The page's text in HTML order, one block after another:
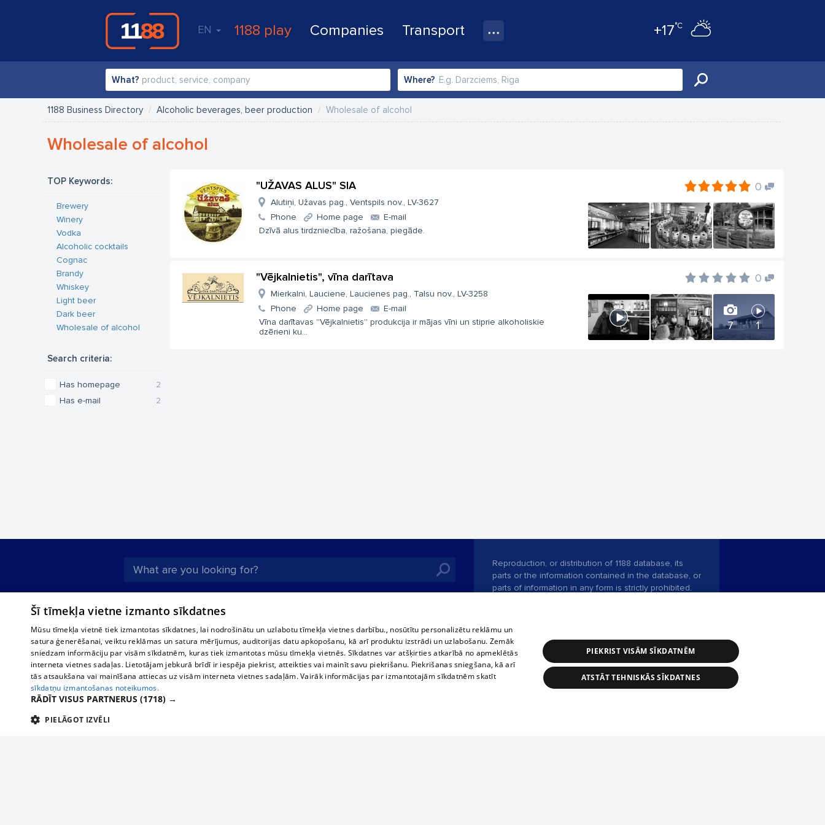
EN 1188 play Companies Transport +17°C
What? Where?
1188 Business Directory Alcoholic beverages, beer production Wholesale of alcohol
Wholesale of alcohol
TOP Keywords:
Brewery
Winery
Vodka
Alcoholic cocktails
Cognac
Brandy
Whiskey
Light beer
Dark beer
Wholesale of alcohol
Search criteria:
2
Has homepage
2
Has e-mail
"UŽAVAS ALUS" SIA 0
Alutiņi, Užavas pag., Ventspils nov., LV-3627
Phone
Home page
E-mail
Dzīvā alus tirdzniecība, ražošana, piegāde.
"Vējkalnietis", vīna darītava 0
7 1
Mierkalni, Lauciene, Laucienes pag., Talsu nov., LV-3258
Phone
Home page
E-mail
Vīna darītavas ''Vējkalnietis'' produkcija ir mājas vīni un stiprie alkoholiskie
dzērieni ku...
About us
For business
Tariffs
Privacy policy
Cookie settings
international schedules
Bus tickets
Train tickets
Contract rules
360 Ziņas kontakti
Reproduction, or distribution of 1188 database, its
parts or the information contained in the database, or
parts of information in any form is strictly prohibited.
website.
Vortal assistance service: e-mail -info@1188.lv
Šī tīmekļa vietne izmanto sīkdatnes
Mūsu tīmekļa vietnē tiek izmantotas sīkdatnes, lai nodrošinātu un uzlabotu tīmekļa vietnes darbību., nosūtītu personalizētu reklāmu un
satura ģenerēšanai, veiktu reklāmas un satura mērījumus, auditorijas datu apkopošanu, kā arī produktu izstrādi un uzlabošanu. Zemāk
sniedzam informāciju par visām sīkdatnēm, kuras tiek izmantotas mūsu tīmekļa vietnēs. Sīkdatnes var atšķirties atkarībā no apmeklētās
interneta vietnes sadaļas. Lietotājam jebkurā brīdī ir iespēja piekrist, atteikties vai mainīt savu piekrišanu. Piekrišanas sniegšana, kā arī
tās atsaukšana vai mainīšana attiecas uz visām interneta vietnes sadaļām. Vairāk informācijas par izmantotajām sīkdatnēm skatīt
sīkdatņu izmantošanas noteikumos.
RĀDĪT VISUS PARTNERUS (1718) →
PIELĀGOT IZVĒLI
PIEKRIST VISĀM SĪKDATNĒM
ATSTĀT TEHNISKĀS SĪKDATNES